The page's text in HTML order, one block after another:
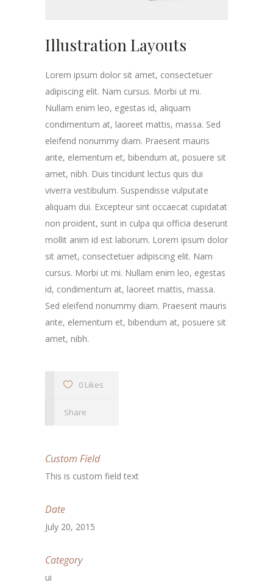
Illustration Layouts
Lorem ipsum dolor sit amet, consectetuer
adipiscing elit. Nam cursus. Morbi ut mi.
Nullam enim leo, egestas id, aliquam
condimentum at, laoreet mattis, massa. Sed
eleifend nonummy diam. Praesent mauris
ante, elementum et, bibendum at, posuere sit
amet, nibh. Duis tincidunt lectus quis dui
viverra vestibulum. Suspendisse vulputate
aliquam dui. Excepteur sint occaecat cupidatat
non proident, sunt in culpa qui officia deserunt
mollit anim id est laborum. Lorem ipsum dolor
sit amet, consectetuer adipiscing elit. Nam
cursus. Morbi ut mi. Nullam enim leo, egestas
id, condimentum at, laoreet mattis, massa.
Sed eleifend nonummy diam. Praesent mauris
ante, elementum et, bibendum at, posuere sit
amet, nibh.
0 Likes
Share
Custom Field
This is custom field text
Date
July 20, 2015
Category
ui